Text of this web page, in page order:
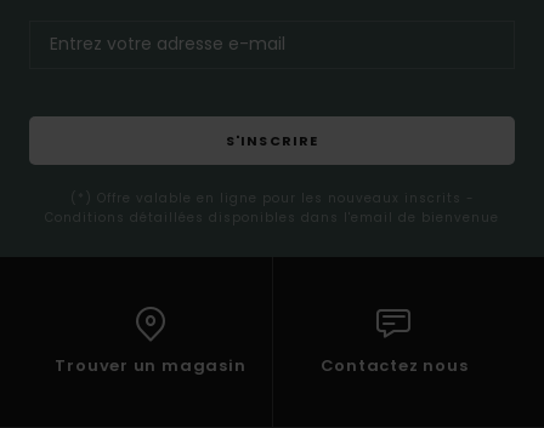
S'INSCRIRE
(*) Offre valable en ligne pour les nouveaux inscrits -
Conditions détaillées disponibles dans l'email de bienvenue
Trouver un magasin Contactez nous